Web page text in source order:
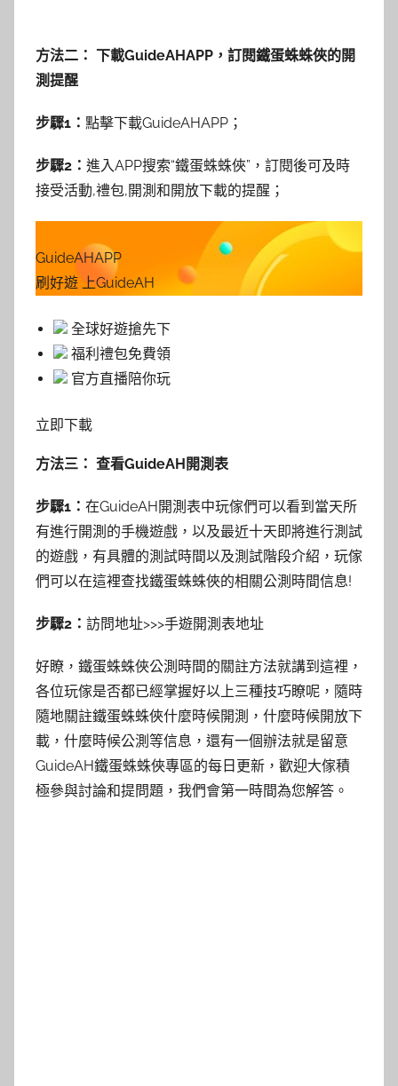
方法二： 下載GuideAHAPP，訂閱鐵蛋蛛蛛俠的開
測提醒
步驟1： 點擊下載GuideAHAPP；
步驟2： 進入APP搜索“鐵蛋蛛蛛俠”，訂閱後可及時
接受活動,禮包,開測和開放下載的提醒；
GuideAHAPP
刷好遊 上GuideAH
全球好遊搶先下
福利禮包免費領
官方直播陪你玩
立即下載
方法三： 查看GuideAH開測表
步驟1： 在GuideAH開測表中玩傢們可以看到當天所
有進行開測的手機遊戲，以及最近十天即將進行測試
的遊戲，有具體的測試時間以及測試階段介紹，玩傢
們可以在這裡查找鐵蛋蛛蛛俠的相關公測時間信息!
步驟2： 訪問地址>>>手遊開測表地址
好瞭，鐵蛋蛛蛛俠公測時間的關註方法就講到這裡，
各位玩傢是否都已經掌握好以上三種技巧瞭呢，隨時
隨地關註鐵蛋蛛蛛俠什麼時候開測，什麼時候開放下
載，什麼時候公測等信息，還有一個辦法就是留意
GuideAH鐵蛋蛛蛛俠專區的每日更新，歡迎大傢積
極參與討論和提問題，我們會第一時間為您解答。